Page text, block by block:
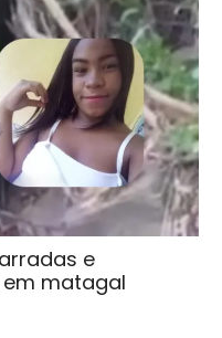
e
matagal